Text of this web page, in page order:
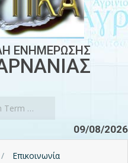
ΕΝΗΜΕΡΩΣΗΣ
09/08/2026
Επικοινωνία